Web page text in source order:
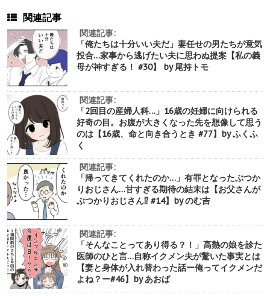
関連記事
関連記事:
「俺たちは十分いい夫だ」妻任せの男たちが意気
投合…家事から逃げたい夫に思わぬ提案【私の義
母が神すぎる！ #30】 by 尾持トモ
関連記事:
「2回目の産婦人科…」16歳の妊婦に向けられる
好奇の目。お腹が大きくなった先を想像して思う
のは【16歳、命と向き合うとき #77】by ふくふ
く
関連記事:
「帰ってきてくれたのか…」有罪となったぶつか
りおじさん…甘すぎる期待の結末は【お父さんが
ぶつかりおじさん⁉︎ #14】by のむ吉
関連記事:
「そんなことってあり得る？！」高熱の娘を診た
医師のひと言…自称イクメン夫が驚いた事実とは
【妻と身体が入れ替わった話ー俺ってイクメンだ
よね？ー#46】by あおば